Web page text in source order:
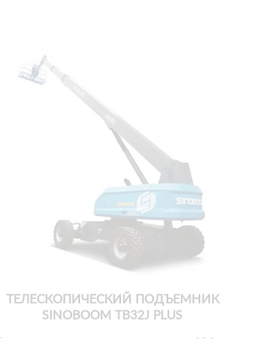
ТЕЛЕСКОПИЧЕСКИЙ ПОДЪЕМНИК
SINOBOOM TB32J PLUS